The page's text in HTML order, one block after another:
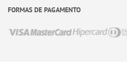
FORMAS DE PAGAMENTO